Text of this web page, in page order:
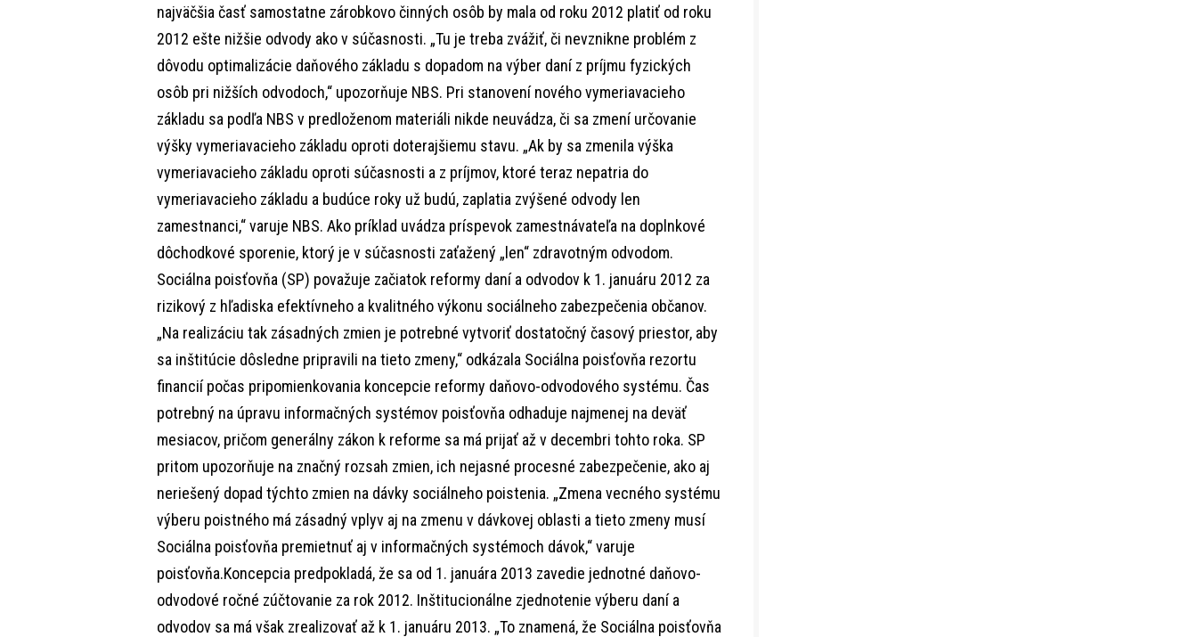
najväčšia časť samostatne zárobkovo činných osôb by mala od roku 2012 platiť od roku
2012 ešte nižšie odvody ako v súčasnosti. „Tu je treba zvážiť, či nevznikne problém z
dôvodu optimalizácie daňového základu s dopadom na výber daní z príjmu fyzických
osôb pri nižších odvodoch,“ upozorňuje NBS. Pri stanovení nového vymeriavacieho
základu sa podľa NBS v predloženom materiáli nikde neuvádza, či sa zmení určovanie
výšky vymeriavacieho základu oproti doterajšiemu stavu. „Ak by sa zmenila výška
vymeriavacieho základu oproti súčasnosti a z príjmov, ktoré teraz nepatria do
vymeriavacieho základu a budúce roky už budú, zaplatia zvýšené odvody len
zamestnanci,“ varuje NBS. Ako príklad uvádza príspevok zamestnávateľa na doplnkové
dôchodkové sporenie, ktorý je v súčasnosti zaťažený „len“ zdravotným odvodom.
Sociálna poisťovňa (SP) považuje začiatok reformy daní a odvodov k 1. januáru 2012 za
rizikový z hľadiska efektívneho a kvalitného výkonu sociálneho zabezpečenia občanov.
„Na realizáciu tak zásadných zmien je potrebné vytvoriť dostatočný časový priestor, aby
sa inštitúcie dôsledne pripravili na tieto zmeny,“ odkázala Sociálna poisťovňa rezortu
financií počas pripomienkovania koncepcie reformy daňovo-odvodového systému. Čas
potrebný na úpravu informačných systémov poisťovňa odhaduje najmenej na deväť
mesiacov, pričom generálny zákon k reforme sa má prijať až v decembri tohto roka. SP
pritom upozorňuje na značný rozsah zmien, ich nejasné procesné zabezpečenie, ako aj
neriešený dopad týchto zmien na dávky sociálneho poistenia. „Zmena vecného systému
výberu poistného má zásadný vplyv aj na zmenu v dávkovej oblasti a tieto zmeny musí
Sociálna poisťovňa premietnuť aj v informačných systémoch dávok,“ varuje
poisťovňa.Koncepcia predpokladá, že sa od 1. januára 2013 zavedie jednotné daňovo-
odvodové ročné zúčtovanie za rok 2012. Inštitucionálne zjednotenie výberu daní a
odvodov sa má však zrealizovať až k 1. januáru 2013. „To znamená, že Sociálna poisťovňa